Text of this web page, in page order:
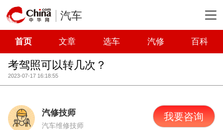
汽车
首页 文章 选车 汽修 百科
考驾照可以转几次？
2023-07-17 16:18:55
汽修技师
汽车维修技师
我要咨询